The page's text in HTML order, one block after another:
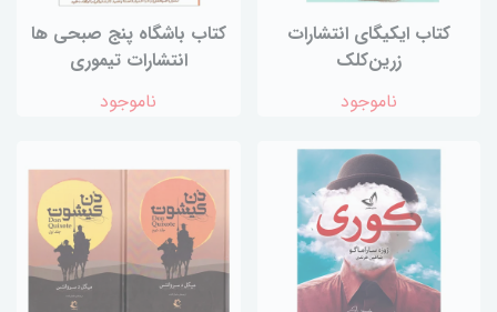
کتاب ایکیگای انتشارات
زرین‌کلک
ناموجود
کتاب باشگاه پنج صبحی ها
انتشارات تیموری
ناموجود